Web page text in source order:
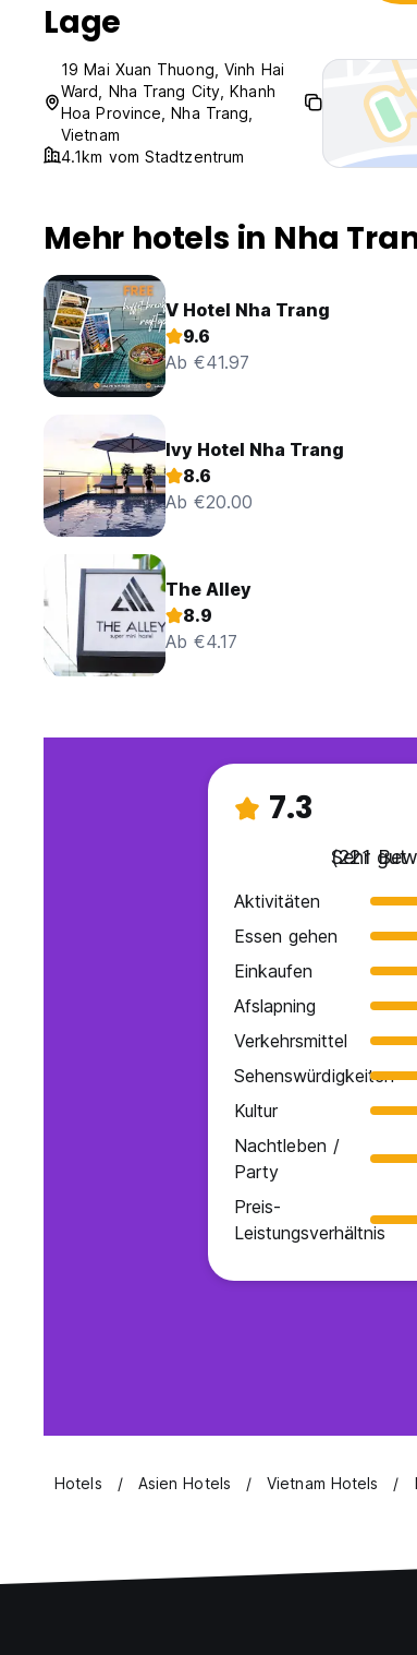
Lage
19 Mai Xuan Thuong, Vinh Hai
Ward, Nha Trang City, Khanh
Hoa Province, Nha Trang,
Vietnam
4.1km vom Stadtzentrum
Mehr hotels in Nha
V Hotel Nha Trang
9.6
Ab €41.97
Ivy Hotel Nha Trang
8.6
Ab €20.00
The Alley
8.9
Ab €4.17
7.3
Sehr gut
(221
Aktivitäten
Essen gehen
Einkaufen
Afslapning
Verkehrsmittel
Sehenswürdigkeiten
Kultur
Nachtleben /
Party
Preis-
Leistungsverhältnis
Hotels Asien Hotels Vietnam Hotels